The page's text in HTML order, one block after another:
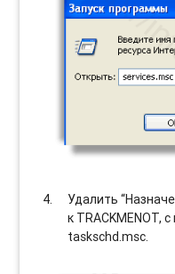
Удалить
к TRACKMENOT,
taskschd.msc.